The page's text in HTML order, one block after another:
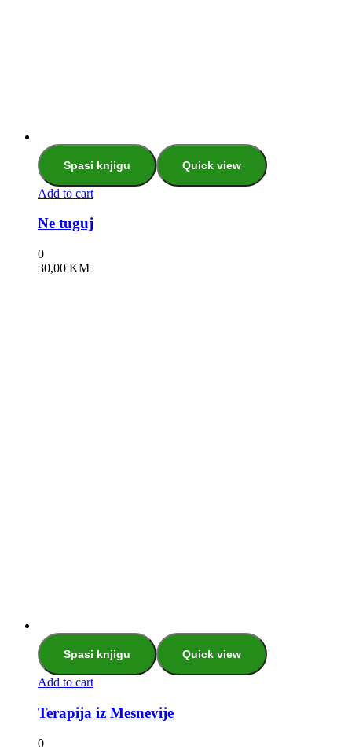
Spasi knjigu Quick view
Add to cart
Ne tuguj
0
30,00 KM
Spasi knjigu Quick view
Add to cart
Terapija iz Mesnevije
0